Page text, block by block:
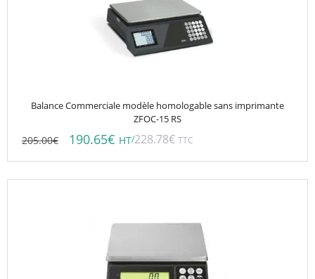
Balance Commerciale modèle homologable sans imprimante
ZFOC-15 RS
205.00€ 190.65€ HT/228.78€ TTC